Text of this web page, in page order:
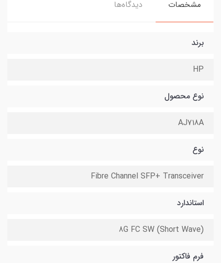
مشخصات دیدگاه‌ها
برند
HP
نوع محصول
AJ718A
نوع
Fibre Channel SFP+ Transceiver
استاندارد
8G FC SW (Short Wave)
فرم فاکتور